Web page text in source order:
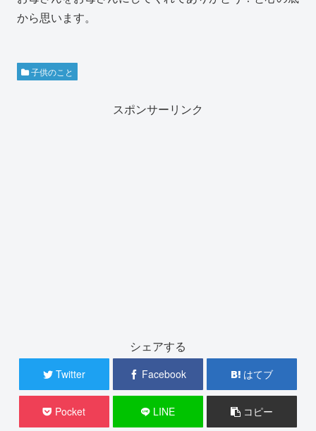
から思います。
子供のこと
スポンサーリンク
シェアする
Twitter Facebook はてブ
Pocket LINE コピー